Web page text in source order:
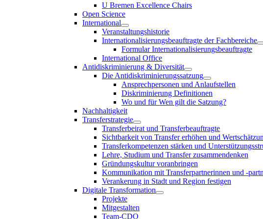
U Bremen Excellence Chairs
Open Science
International
Veranstaltungshistorie
Internationalisierungsbeauftragte der Fachbereiche
Formular Internationalisierungsbeauftragte
International Office
Antidiskriminierung & Diversität
Die Antidiskriminierungssatzung
Ansprechpersonen und Anlaufstellen
Diskriminierung Definitionen
Wo und für Wen gilt die Satzung?
Nachhaltigkeit
Transferstrategie
Transferbeirat und Transferbeauftragte
Sichtbarkeit von Transfer erhöhen und
Transferkompetenzen stärken und
Lehre, Studium und Transfer zusammendenken
Gründungskultur voranbringen
Kommunikation mit Transferpartnerinnen und -
Verankerung in Stadt und Region festigen
Digitale Transformation
Projekte
Mitgestalten
Team-CDO